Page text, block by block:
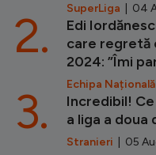
SuperLiga | 04
Edi
care regretă
2024: ”Îmi
Echipa Națională
2.
Incredibil!
a liga a doua
Stranieri | 05
3.